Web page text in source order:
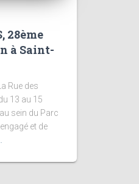
28ème
à Saint-
Rue des
13 au 15
sein du Parc
et de